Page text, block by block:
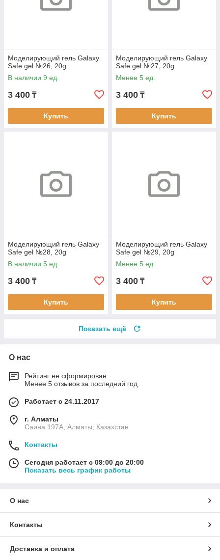
Моделирующий гель Galaxy
Safe gel №26, 20g
В наличии 9 ед.
3 400 ₸
Купить
Моделирующий гель Galaxy
Safe gel №27, 20g
Менее 5 ед.
3 400 ₸
Купить
Моделирующий гель Galaxy
Safe gel №28, 20g
В наличии 5 ед.
3 400 ₸
Купить
Моделирующий гель Galaxy
Safe gel №29, 20g
Менее 5 ед.
3 400 ₸
Купить
Показать ещё
О нас
Рейтинг не сформирован
Менее 5 отзывов за последний год
Работает с 24.11.2017
г. Алматы
Саина 197А, Алматы, Казахстан
Контакты
Сегодня работает с 09:00 до 20:00
Показать весь график работы
О нас
Контакты
Доставка и оплата